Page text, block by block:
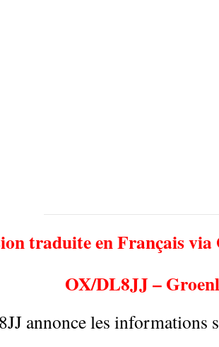
traduite en Français via
OX/DL8JJ –
annonce les informations